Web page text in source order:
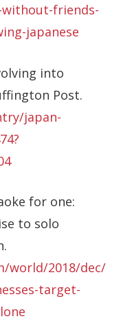
without-friends-
japanese
into
Post.
japan-
for one:
to solo
world/2018/dec/
target-